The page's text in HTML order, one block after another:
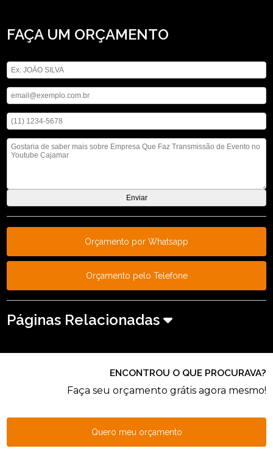
FAÇA UM ORÇAMENTO
Orçamento por Whatsapp
Orçamento pelo Telefone
Páginas Relacionadas
ENCONTROU O QUE PROCURAVA?
Faça seu orçamento grátis agora mesmo!
Quero meu orçamento